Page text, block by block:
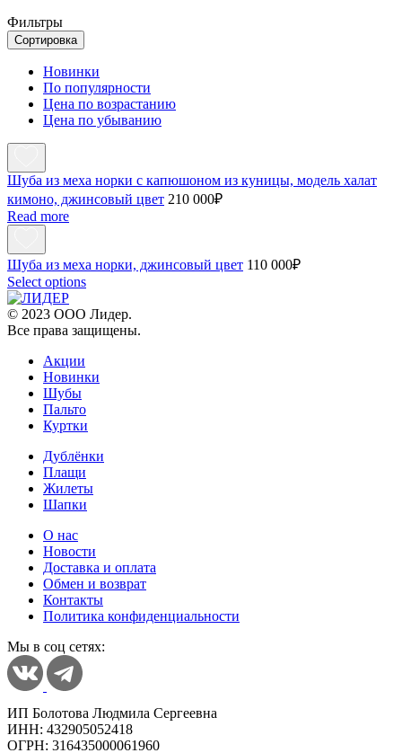
Фильтры
Сортировка
Новинки
По популярности
Цена по возрастанию
Цена по убыванию
Шуба из меха норки с капюшоном из куницы, модель халат
кимоно, джинсовый цвет 210 000₽
Read more
Шуба из меха норки, джинсовый цвет 110 000₽
Select options
© 2023 ООО Лидер.
Все права защищены.
Акции
Новинки
Шубы
Пальто
Куртки
Дублёнки
Плащи
Жилеты
Шапки
О нас
Новости
Доставка и оплата
Обмен и возврат
Контакты
Политика конфиденциальности
Мы в соц сетях:
ИП Болотова Людмила Сергеевна
ИНН: 432905052418
ОГРН: 316435000061960